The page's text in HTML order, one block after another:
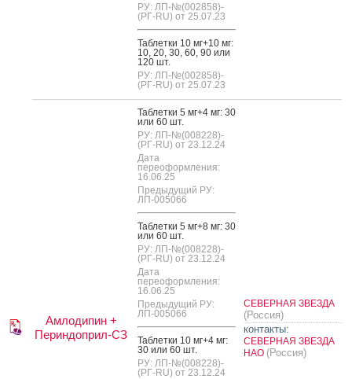
РУ: ЛП-№(002858)-
(РГ-RU) от 25.07.23
Таб­летки 10 мг+10 мг:
10, 20, 30, 60, 90 или
120 шт.
РУ: ЛП-№(002858)-
(РГ-RU) от 25.07.23
Амлодипин +
Периндоприл-СЗ
Таб­летки 5 мг+4 мг: 30
или 60 шт.
РУ: ЛП-№(008228)-
(РГ-RU) от 23.12.24
Дата
переоформления:
16.06.25
Предыдущий РУ:
ЛП-005066
Таб­летки 5 мг+8 мг: 30
или 60 шт.
РУ: ЛП-№(008228)-
(РГ-RU) от 23.12.24
Дата
переоформления:
16.06.25
Предыдущий РУ:
ЛП-005066
Таб­летки 10 мг+4 мг:
30 или 60 шт.
РУ: ЛП-№(008228)-
(РГ-RU) от 23.12.24
СЕВЕРНАЯ ЗВЕЗДА
(Россия)
контакты:
СЕВЕРНАЯ ЗВЕЗДА
НАО (Россия)